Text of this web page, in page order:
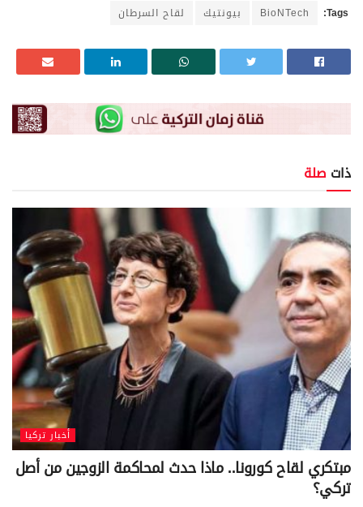
Tags:
BioNTech بيونتيك لقاح السرطان
ذات صلة
أخبار تركيا
مبتكري لقاح كورونا.. ماذا حدث لمحاكمة الزوجين من أصل
تركي؟